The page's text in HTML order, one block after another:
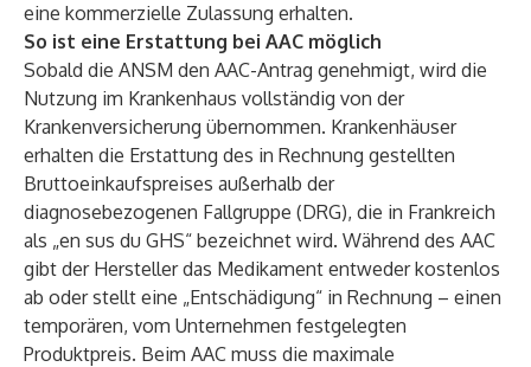
eine kommerzielle Zulassung erhalten.
So ist eine Erstattung bei AAC möglich
Sobald die ANSM den AAC-Antrag genehmigt, wird die
Nutzung im Krankenhaus vollständig von der
Krankenversicherung übernommen. Krankenhäuser
erhalten die Erstattung des in Rechnung gestellten
Bruttoeinkaufspreises außerhalb der
diagnosebezogenen Fallgruppe (DRG), die in Frankreich
als „en sus du GHS“ bezeichnet wird. Während des AAC
gibt der Hersteller das Medikament entweder kostenlos
ab oder stellt eine „Entschädigung“ in Rechnung – einen
temporären, vom Unternehmen festgelegten
Produktpreis. Beim AAC muss die maximale